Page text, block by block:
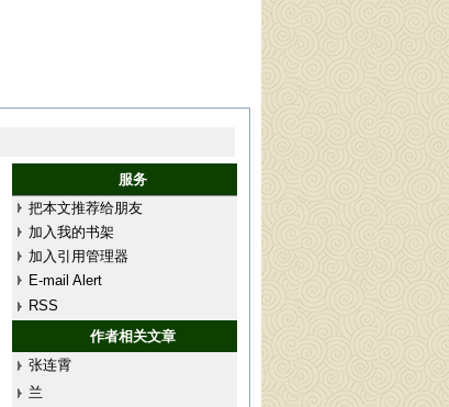
服务
把本文推荐给朋友
加入我的书架
加入引用管理器
E-mail Alert
RSS
作者相关文章
张连霄
兰